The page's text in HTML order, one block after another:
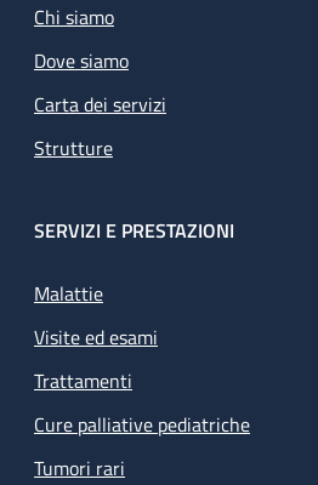
Chi siamo
Dove siamo
Carta dei servizi
Strutture
SERVIZI E PRESTAZIONI
Malattie
Visite ed esami
Trattamenti
Cure palliative pediatriche
Tumori rari